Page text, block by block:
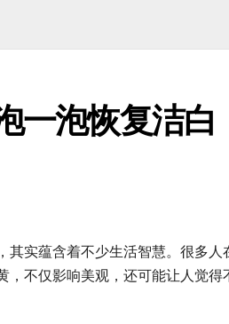
一泡恢复洁白
实蕴含着不少生活智慧。很多人
不仅影响美观，还可能让人觉得